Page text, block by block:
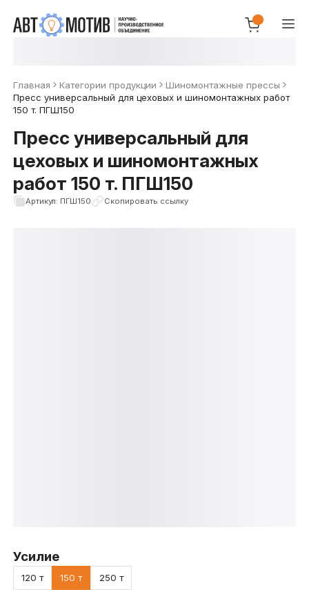
Главная Категории продукции
Шиномонтажные прессы
Пресс универсальный для цеховых и шиномонтажных работ
150 т. ПГШ150
Пресс универсальный для
цеховых и шиномонтажных
работ 150 т. ПГШ150
Артикул: ПГШ150 Скопировать ссылку
Усилие
120 т 150 т 250 т